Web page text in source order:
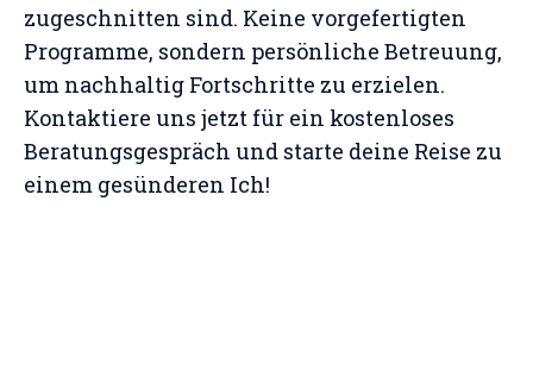
zugeschnitten sind. Keine vorgefertigten
Programme, sondern persönliche Betreuung,
um nachhaltig Fortschritte zu erzielen.
Kontaktiere uns jetzt für ein kostenloses
Beratungsgespräch und starte deine Reise zu
einem gesünderen Ich!